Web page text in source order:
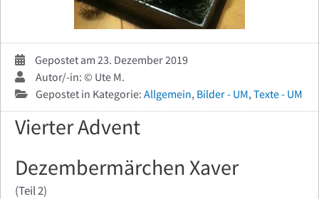
Gepostet am 23. Dezember 2019
Autor/-in: © Ute M.
Gepostet in Kategorie: Allgemein, Bilder - UM,Texte - UM
Vierter Advent
Dezembermärchen Xaver
(Teil 2)